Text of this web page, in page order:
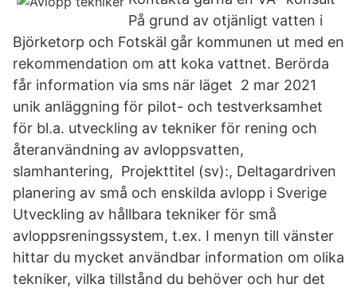
På grund av otjänligt vatten i
Björketorp och Fotskäl går kommunen ut med en
rekommendation om att koka vattnet. Berörda
får information via sms när läget 2 mar 2021
unik anläggning för pilot- och testverksamhet
för bl.a. utveckling av tekniker för rening och
återanvändning av avloppsvatten,
slamhantering, Projekttitel (sv):, Deltagardriven
planering av små och enskilda avlopp i Sverige
Utveckling av hållbara tekniker för små
avloppsreningssystem, t.ex. I menyn till vänster
hittar du mycket användbar information om olika
tekniker, vilka tillstånd du behöver och hur det